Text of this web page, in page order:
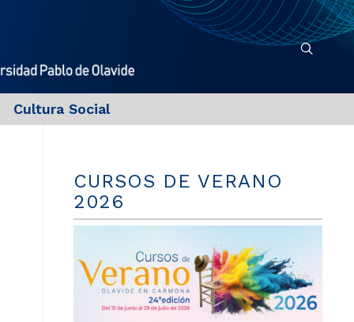
Cultura Social
CURSOS DE VERANO
2026